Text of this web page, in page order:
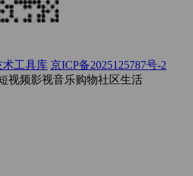
术工具库 京ICP备2025125787号-2
视频影视音乐购物社区生活